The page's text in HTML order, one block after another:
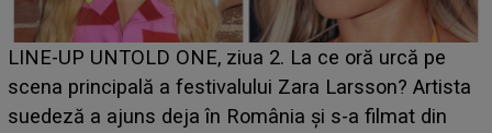
Ce a dezvăluit noua concurentă din "Casa Iubirii" l-a
luat prin surprindere pe Emanuel. CINE ESTE
BĂIATUL VIZAT de Alexandra?! Aflându-se în fața